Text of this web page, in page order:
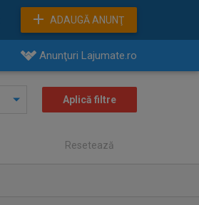
ADAUGĂ ANUNŢ
Anunţuri Lajumate.ro
Resetează